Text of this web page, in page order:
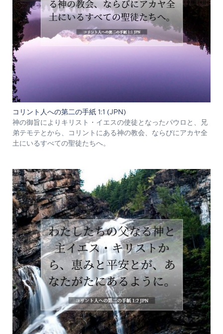
コリント人への第二の手紙 1:1 (JPN)
神の御旨によりキリスト・イエスの使徒となったパウロと、兄
弟テモテとから、コリントにある神の教会、ならびにアカヤ全
土にいるすべての聖徒たちへ。